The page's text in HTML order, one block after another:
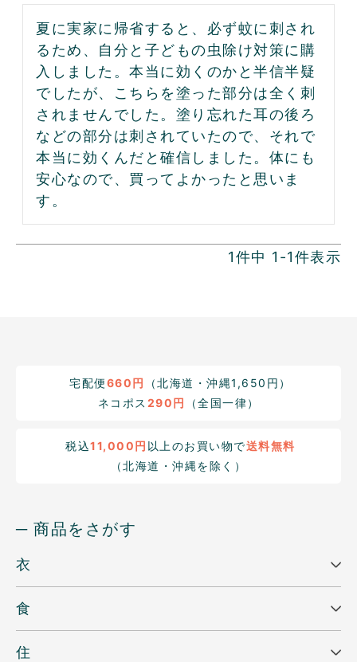
夏に実家に帰省すると、必ず蚊に刺され
るため、自分と子どもの虫除け対策に購
入しました。本当に効くのかと半信半疑
でしたが、こちらを塗った部分は全く刺
されませんでした。塗り忘れた耳の後ろ
などの部分は刺されていたので、それで
本当に効くんだと確信しました。体にも
安心なので、買ってよかったと思いま
す。
1件中 1 -1件表示
宅配便660円
（北海道・沖縄1,650円）
ネコポス 290円 （全国一律）
税込11,000円 以上のお買い物で送料無料
（北海道・沖縄を除く）
─ 商品をさがす
衣
食
住